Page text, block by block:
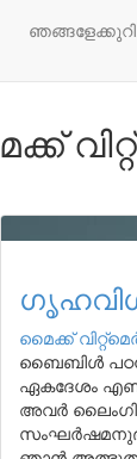
മൈക്ക്
ബൈബിൾ
ഏകദേശം
അവർ